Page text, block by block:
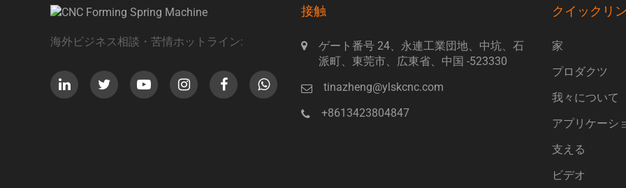
海外ビジネス相談・苦情ホットライン:
接触
ゲート番号 24、永連工業団地、中坑、石
派町、東莞市、広東省、中国 -523330
tinazheng@ylskcnc.com
+8613423804847
クイックリ
家
プロダクツ
我々について
アプリケーシ
支える
ビデオ